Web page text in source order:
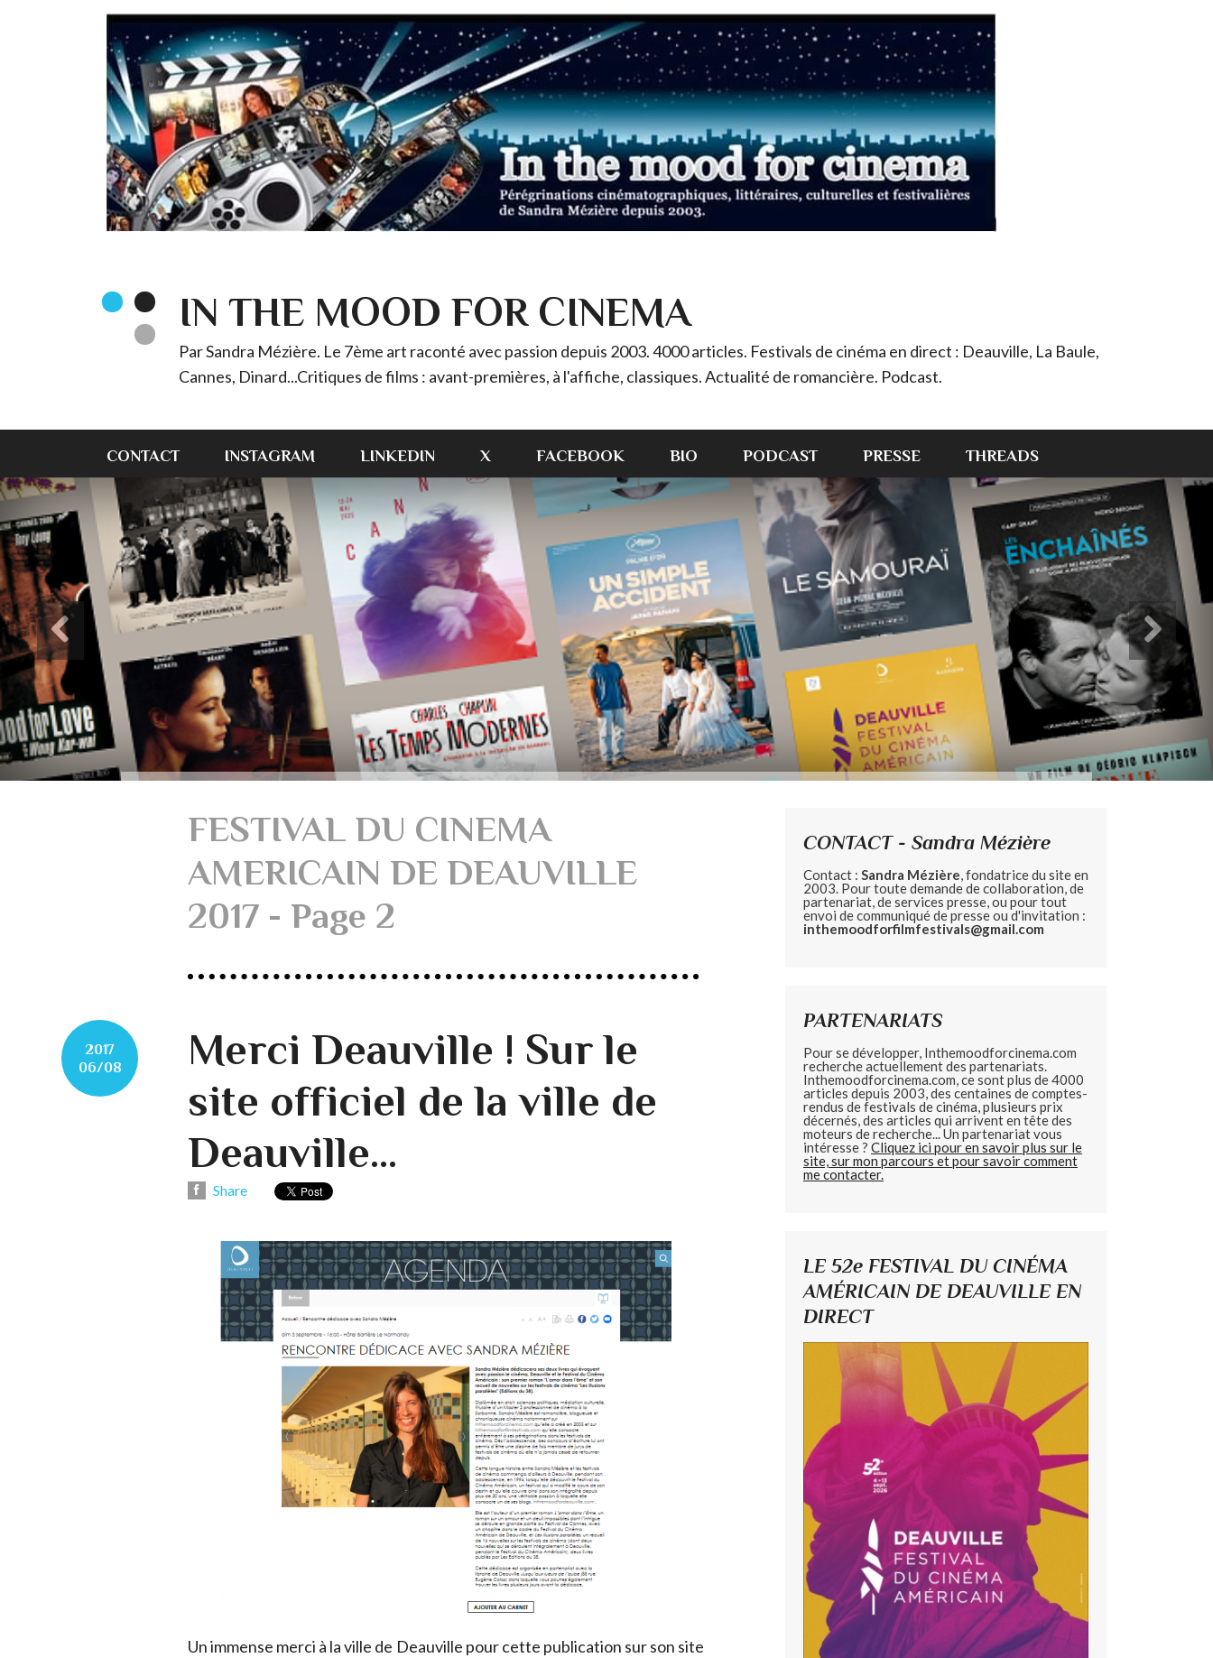
IN THE MOOD FOR CINEMA
Par Sandra Mézière. Le 7ème art raconté avec passion depuis 2003. 4000 articles. Festivals de cinéma en direct : Deauville, La Baule,
Cannes, Dinard...Critiques de films : avant-premières, à l'affiche, classiques. Actualité de romancière. Podcast.
CONTACT INSTAGRAM LINKEDIN X FACEBOOK BIO PODCAST PRESSE THREADS
FESTIVAL DU CINEMA
AMERICAIN DE DEAUVILLE
2017 - Page 2
2017
06/08
Merci Deauville ! Sur le
site officiel de la ville de
Deauville...
Share
Un immense merci à la ville de Deauville pour cette publication sur son site
CONTACT - Sandra Mézière
Contact : Sandra Mézière, fondatrice du site en
2003. Pour toute demande de collaboration, de
partenariat, de services presse, ou pour tout
envoi de communiqué de presse ou d'invitation :
inthemoodforfilmfestivals@gmail.com
PARTENARIATS
Pour se développer, Inthemoodforcinema.com
recherche actuellement des partenariats.
Inthemoodforcinema.com, ce sont plus de 4000
articles depuis 2003, des centaines de comptes-
rendus de festivals de cinéma, plusieurs prix
décernés, des articles qui arrivent en tête des
moteurs de recherche... Un partenariat vous
intéresse ? Cliquez ici pour en savoir plus sur le
site, sur mon parcours et pour savoir comment
me contacter.
LE 52e FESTIVAL DU CINÉMA
AMÉRICAIN DE DEAUVILLE EN
DIRECT